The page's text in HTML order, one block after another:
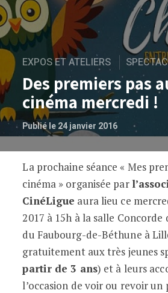
EXPOS ET ATELIERS
Des premiers pas
cinéma mercredi !
Publié le 24 janvier 2016
Des premiers pas au
La prochaine séance « Mes
cinéma » organisée par
CinéLigue aura lieu ce
2017 à 15h à la salle
du Faubourg-de-Béthune à
gratuitement aux très jeunes
partir de 3 ans) et à leurs
l’occasion de voir ou revoir